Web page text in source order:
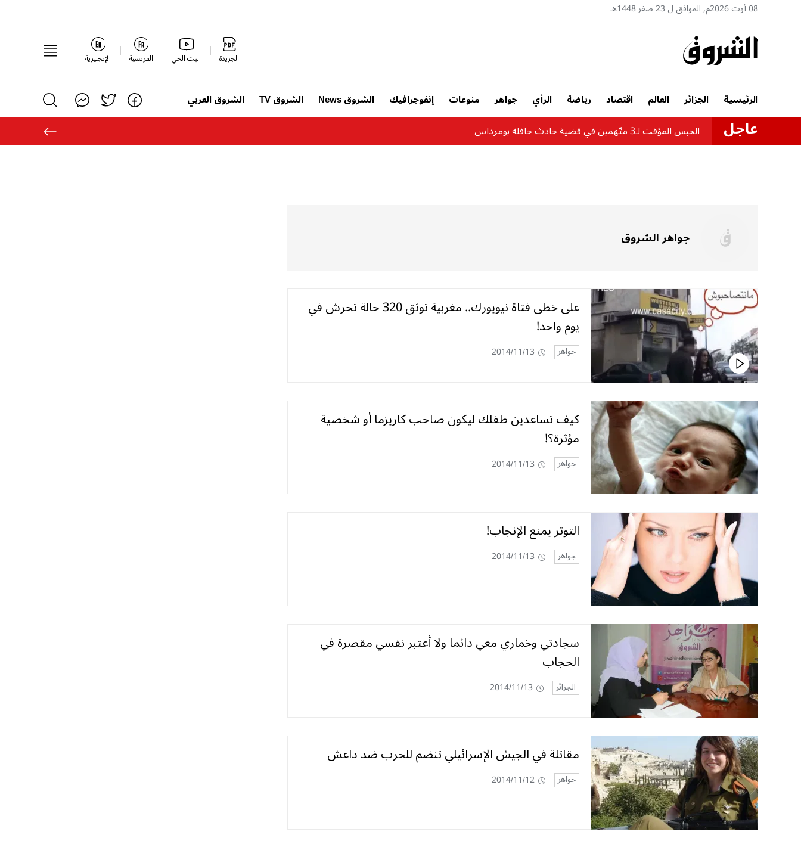
08 أوت 2026م, الموافق ل 23 صفر 1448هـ
الجريدة البث الحي الفرنسية الإنجليزية
الرئيسية الجزائر العالم اقتصاد رياضة الرأي جواهر منوعات إنفوجرافيك الشروق News الشروق TV الشروق العربي
عاجل الحبس المؤقت لـ3 متّهمين في قضية حادث حافلة بومرداس
جواهر الشروق
على خطى فتاة نيويورك.. مغربية توثق 320 حالة تحرش في
يوم واحد!
جواهر 2014/11/13
كيف تساعدين طفلك ليكون صاحب كاريزما أو شخصية
مؤثرة؟!
جواهر 2014/11/13
التوتر يمنع الإنجاب!
جواهر 2014/11/13
سجادتي وخماري معي دائما ولا أعتبر نفسي مقصرة في
الحجاب
الجزائر 2014/11/13
مقاتلة في الجيش الإسرائيلي تنضم للحرب ضد داعش
جواهر 2014/11/12